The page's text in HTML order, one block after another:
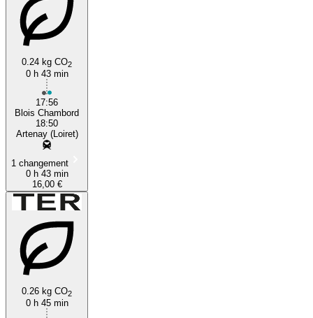
0.24 kg CO2
0 h 43 min
17:56
Blois Chambord
18:50
Artenay (Loiret)
1 changement
0 h 43 min
16,00 €
0.26 kg CO2
0 h 45 min